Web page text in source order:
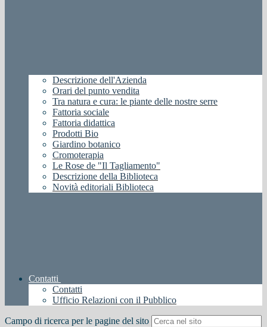
Descrizione dell'Azienda
Orari del punto vendita
Tra natura e cura: le piante delle nostre serre
Fattoria sociale
Fattoria didattica
Prodotti Bio
Giardino botanico
Cromoterapia
Le Rose de "Il Tagliamento"
Descrizione della Biblioteca
Novità editoriali Biblioteca
Contatti
Contatti
Ufficio Relazioni con il Pubblico
Campo di ricerca per le pagine del sito